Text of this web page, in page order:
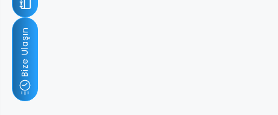
Bize Ulaşın